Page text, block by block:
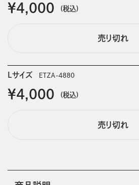
￥4,000 (税込)
売り切れ
Lサイズ ETZA-4880
￥4,000 (税込)
売り切れ